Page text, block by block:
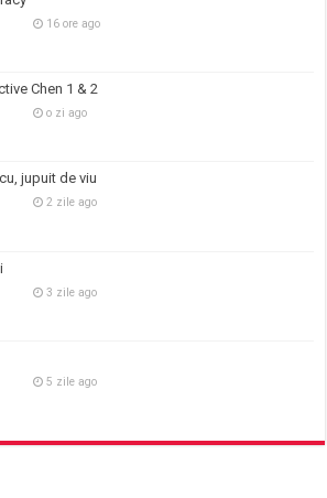
16 ore ago
Chen 1 & 2
o zi ago
jupuit de viu
2 zile ago
3 zile ago
5 zile ago